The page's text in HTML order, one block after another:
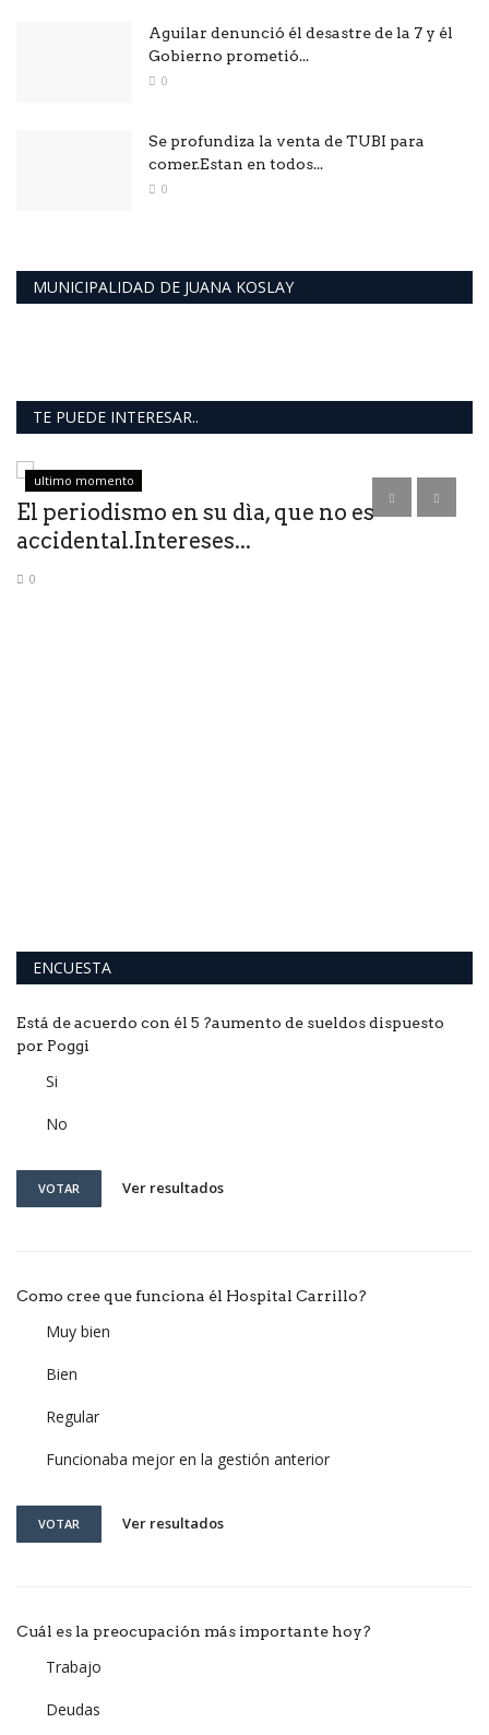
Aguilar denunció él desastre de la 7 y él
Gobierno prometió...
0
Se profundiza la venta de TUBI para
comer.Estan en todos...
0
MUNICIPALIDAD DE JUANA KOSLAY
TE PUEDE INTERESAR..
ultimo momento
El periodismo en su dìa, que no es
accidental.Intereses...
0
ENCUESTA
Está de acuerdo con él 5 ?aumento de sueldos dispuesto
por Poggi
Si
No
VOTAR Ver resultados
Como cree que funciona él Hospital Carrillo?
Muy bien
Bien
Regular
Funcionaba mejor en la gestión anterior
VOTAR Ver resultados
Cuál es la preocupación más importante hoy?
Trabajo
Deudas